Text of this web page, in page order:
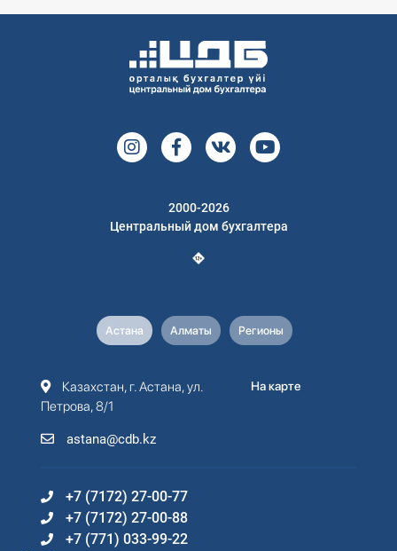
2000-2026
Центральный дом бухгалтера
Астана Алматы Регионы
Казахстан, г. Астана, ул.
Петрова, 8/1
astana@cdb.kz
На карте
+7 (7172) 27-00-77
+7 (7172) 27-00-88
+7 (771) 033-99-22